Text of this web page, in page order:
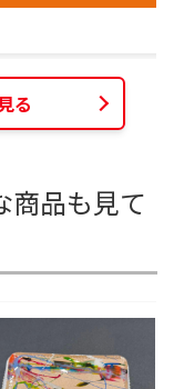
る
商品も見て